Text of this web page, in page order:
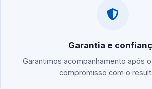
Garantia e
Garantimos acompanhamento após
compromisso com o